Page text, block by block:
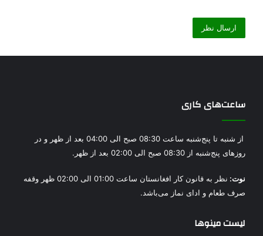
ساعت‌های کاری
از شنبه تا پنج‌شنبه‌ ساعت 08:30 صبح الی 04:00 بعد از ظهر و در
روز‌های پنج‌شنبه از 08:30 صبح الی 02:00 بعد از ظهر.
نوت:
نظر به قانون کار افغانستان ساعت 01:00 الی 02:00 ظهر وقفه
صرف طعام و ادای نماز می‌باشد.
لیست مینوها